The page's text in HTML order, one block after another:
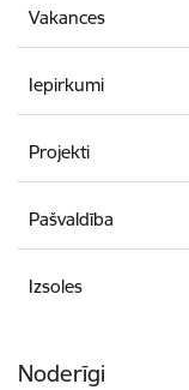
Vakances
Iepirkumi
Projekti
Pašvaldība
Izsoles
Noderīgi